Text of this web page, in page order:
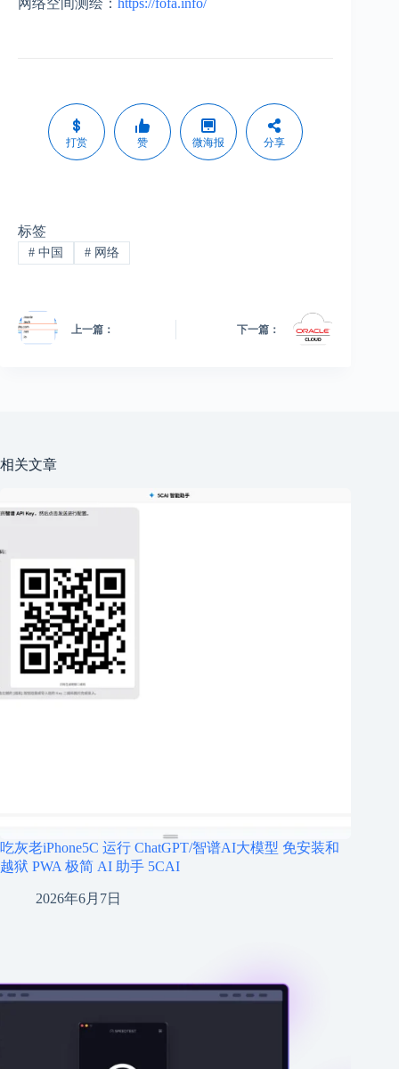
网络空间测绘： https://fofa.info/
打赏 赞 微海报 分享
标签
#中国 #网络
上一篇： 下一篇：
相关文章
吃灰老iPhone5C 运行 ChatGPT/智谱AI大模型 免安装和
越狱 PWA 极简 AI 助手 5CAI
2026年6月7日